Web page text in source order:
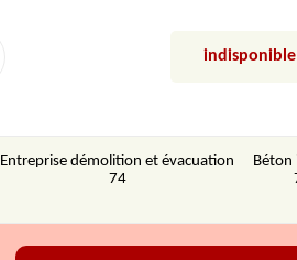
indisponible
Entreprise démolition et évacuation
74
Béton